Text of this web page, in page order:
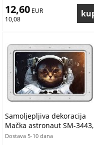
12,60 EUR
10,08
Samoljepljiva dekoracija
Mačka astronaut SM-3443,
dimenzije 42,5 x 65 cm
Dostava 5-10 dana